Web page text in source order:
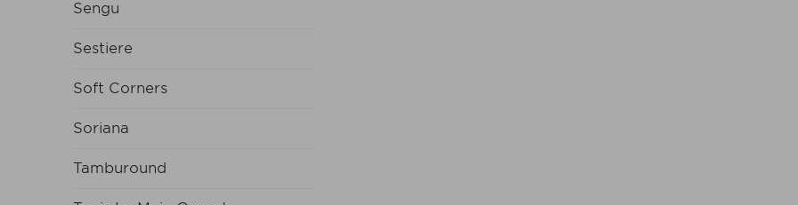
Sengu
Sestiere
Soft Corners
Soriana
Tamburound